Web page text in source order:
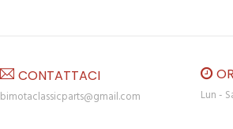
CONTATTACI
bimotaclassicparts@gmail.com Lun -